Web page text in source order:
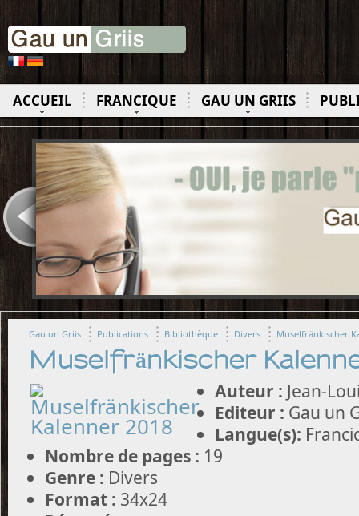
ACCUEIL FRANCIQUE GAU UN GRIIS
Gau un Griis Publications Bibliothèque Divers Muselfränkischer
Muselfränkischer
Auteur : Jean-
Editeur : Gau un
Langue(s):
Nombre de pages : 19
Genre : Divers
Format : 34x24